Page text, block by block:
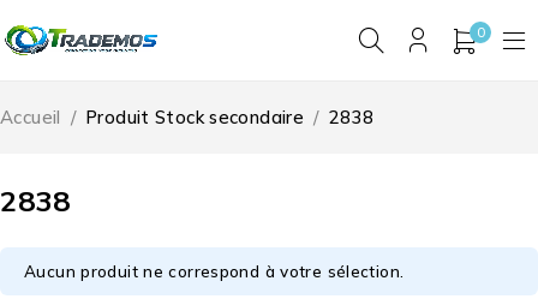
0
2838
Accueil / Produit Stock secondaire / 2838
Aucun produit ne correspond à votre sélection.